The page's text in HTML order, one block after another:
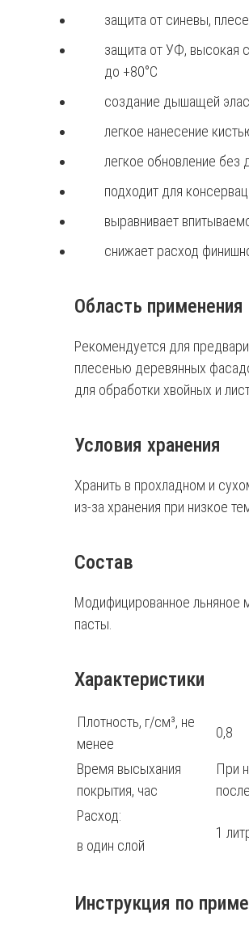
защита от синевы,
защита от УФ, высокая
до +80°С
создание дышащей
легкое нанесение
легкое обновление без
подходит для
выравнивает
снижает расход
Область применения
Рекомендуется для
плесенью деревянных
для обработки хвойных и
Условия хранения
Хранить в прохладном и
из-за хранения при низкое
Состав
Модифицированное льняное
пасты.
Характеристики
Плотность, г/см³, не
менее
0,8
Время высыхания
покрытия, час
При
Расход:
в один слой
1
Инструкция по